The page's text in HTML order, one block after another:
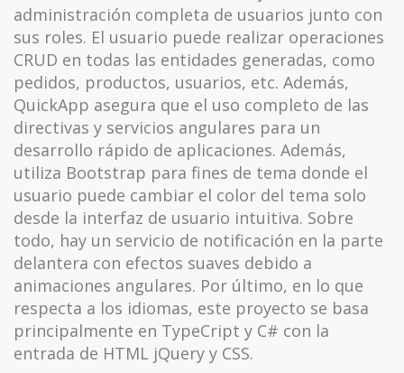
administración completa de usuarios junto con
sus roles. El usuario puede realizar operaciones
CRUD en todas las entidades generadas, como
pedidos, productos, usuarios, etc. Además,
QuickApp asegura que el uso completo de las
directivas y servicios angulares para un
desarrollo rápido de aplicaciones. Además,
utiliza Bootstrap para fines de tema donde el
usuario puede cambiar el color del tema solo
desde la interfaz de usuario intuitiva. Sobre
todo, hay un servicio de notificación en la parte
delantera con efectos suaves debido a
animaciones angulares. Por último, en lo que
respecta a los idiomas, este proyecto se basa
principalmente en TypeCript y C# con la
entrada de HTML jQuery y CSS.